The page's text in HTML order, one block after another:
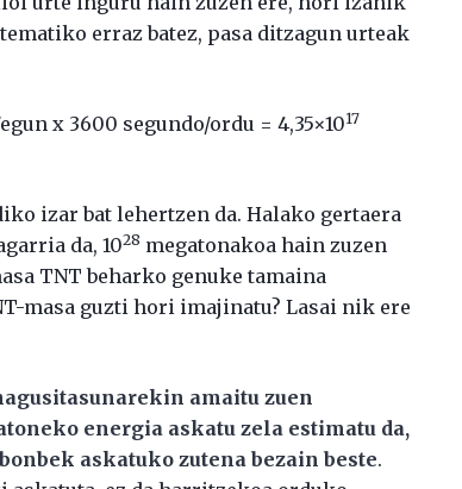
erraz batez, pasa ditzagun urteak
x 3600 segundo/ordu = 4,35×1017
izar bat lehertzen da. Halako gertaera
da, 1028 megatonakoa hain zuzen
TNT beharko genuke tamaina
masa guzti hori imajinatu? Lasai nik ere
amaitu zuen
energia askatu zela estimatu da,
askatuko zutena bezain beste.